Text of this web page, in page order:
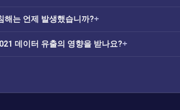
는 언제 발생했습니까?
데이터 유출의 영향을 받나요?